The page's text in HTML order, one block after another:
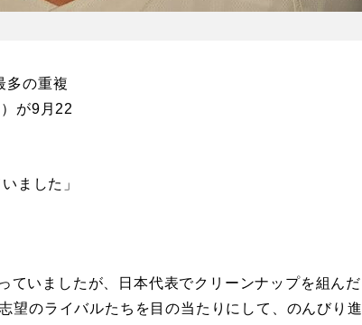
多の重複
が9月22
ました」
ていましたが、日本代表でクリーンナップを組んだ
望のライバルたちを目の当たりにして、のんびり進